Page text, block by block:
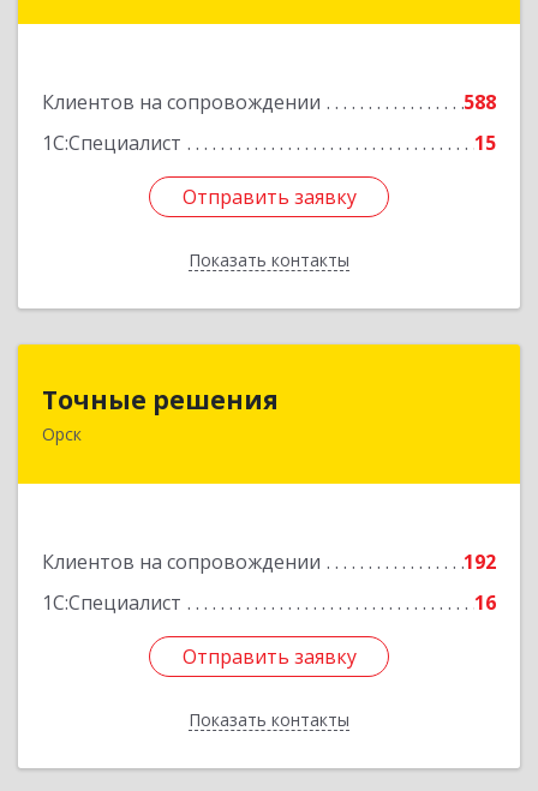
Клиентов на сопровождении
588
1С:Специалист
15
Отправить заявку
Показать контакты
Отправить заявку
Назад
Точные решения
Орск
Клиентов на сопровождении
192
1С:Специалист
16
Отправить заявку
Показать контакты
Подробнее
Отправить заявку
Назад